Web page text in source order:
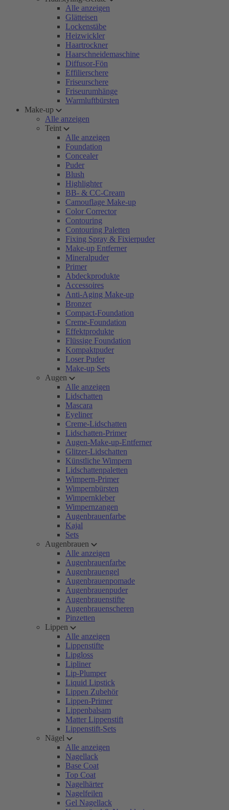
Alle anzeigen
Glätteisen
Lockenstäbe
Heizwickler
Haartrockner
Haarschneidemaschine
Diffusor-Fön
Effilierschere
Friseurschere
Friseurumhänge
Warmluftbürsten
Make-up
Alle anzeigen
Teint
Alle anzeigen
Foundation
Concealer
Puder
Blush
Highlighter
BB- & CC-Cream
Camouflage Make-up
Color Corrector
Contouring
Contouring Paletten
Fixing Spray & Fixierpuder
Make-up Entferner
Mineralpuder
Primer
Abdeckprodukte
Accessoires
Anti-Aging Make-up
Bronzer
Compact-Foundation
Creme-Foundation
Effektprodukte
Flüssige Foundation
Kompaktpuder
Loser Puder
Make-up Sets
Augen
Alle anzeigen
Lidschatten
Mascara
Eyeliner
Creme-Lidschatten
Lidschatten-Primer
Augen-Make-up-Entferner
Glitzer-Lidschatten
Künstliche Wimpern
Lidschattenpaletten
Wimpern-Primer
Wimpernbürsten
Wimpernkleber
Wimpernzangen
Augenbrauenfarbe
Kajal
Sets
Augenbrauen
Alle anzeigen
Augenbrauenfarbe
Augenbrauengel
Augenbrauenpomade
Augenbrauenpuder
Augenbrauenstifte
Augenbrauenscheren
Pinzetten
Lippen
Alle anzeigen
Lippenstifte
Lipgloss
Lipliner
Lip-Plumper
Liquid Lipstick
Lippen Zubehör
Lippen-Primer
Lippenbalsam
Matter Lippenstift
Lippenstift-Sets
Nägel
Alle anzeigen
Nagellack
Base Coat
Top Coat
Nagelhärter
Nagelfeilen
Gel Nagellack